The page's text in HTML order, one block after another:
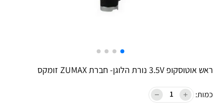
ראש אוטוסקופ 3.5V נורת הלוגן- חברת ZUMAX זומקס
כמות: